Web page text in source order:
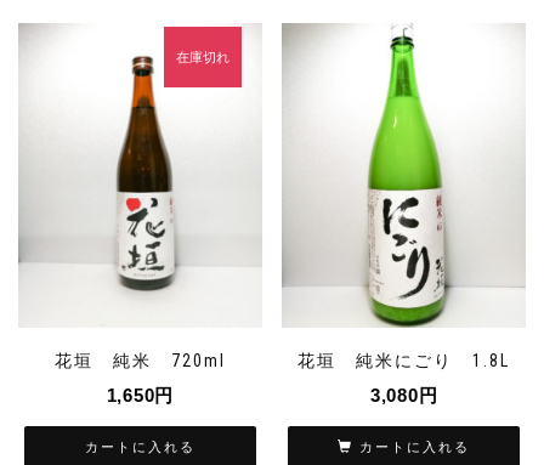
花垣 純米 720ml
1,650円
在庫切れ
カートに入れる
花垣 純米にごり 1.8L
3,080 円
カートに入れる